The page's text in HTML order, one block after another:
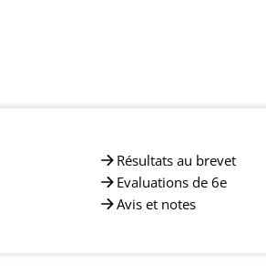
Résultats au brevet
Evaluations de 6e
Avis et notes